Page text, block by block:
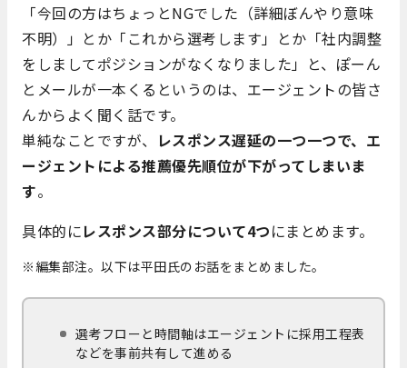
「今回の方はちょっとNGでした（詳細ぼんやり意味
不明）」とか「これから選考します」とか「社内調整
をしましてポジションがなくなりました」と、ぽーん
とメールが一本くるというのは、エージェントの皆さ
んからよく聞く話です。
単純なことですが、
レスポンス遅延の一つ一つで、エ
ージェントによる推薦優先順位が下がってしまいま
す。
具体的にレスポンス部分について4つにまとめます。
※編集部注。以下は平田氏のお話をまとめました。
選考フローと時間軸はエージェントに採用工程表
などを事前共有して進める